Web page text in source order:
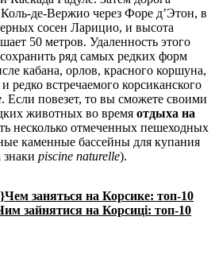
Коль-де-Вержио через Форе д’Этон, в
сосен Ларицио, и высота
50 метров. Удаленность этого
ряд самых редких форм
кабана, орлов, красного коршуна,
редко встречаемого корсиканского
. Если повезет, то вы сможете своими
животных во время отдыха на
несколько отмеченных пешеходных
каменные бассейны для купания
piscine naturelle).
заняться на Корсике: топ-10
зайнятися на Корсиці: топ-10